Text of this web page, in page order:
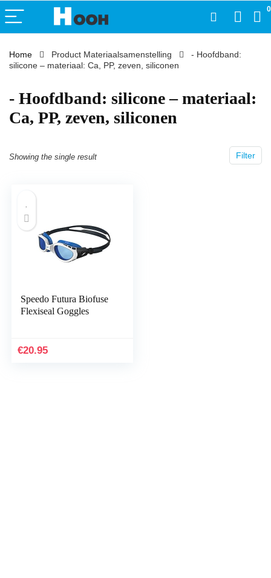
0
Home Product Materiaalsamenstelling
‎- Hoofdband:
silicone – materiaal: Ca, PP, zeven, siliconen
‎- Hoofdband: silicone – materiaal:
Ca, PP, zeven, siliconen
Filter
Showing the single result
Speedo Futura Biofuse
Flexiseal Goggles
€20.95